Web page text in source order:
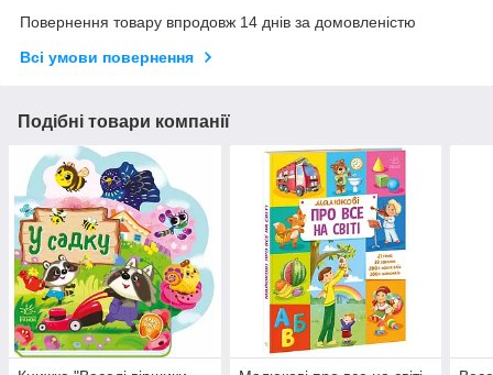
Повернення товару впродовж 14 днів за домовленістю
Всі умови повернення
Подібні товари компанії